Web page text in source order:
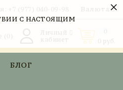
БЛОГ
С НАСТОЯЩИМ
×